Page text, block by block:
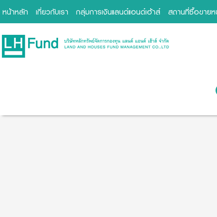
หน้าหลัก เกี่ยวกับเรา กลุ่มการเงินแลนด์แอนด์เฮ้าส์ สถานที่ซื้อขาย